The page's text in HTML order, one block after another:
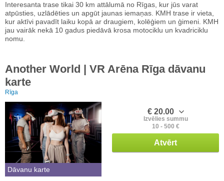
Interesanta trase tikai 30 km attālumā no Rīgas, kur jūs varat
atpūsties, uzlādēties un apgūt jaunas iemaņas. KMH trase ir vieta,
kur aktīvi pavadīt laiku kopā ar draugiem, kolēģiem un ģimeni. KMH
jau vairāk nekā 10 gadus piedāvā krosa motociklu un kvadriciklu
nomu.
Another World | VR Arēna Rīga dāvanu
karte
Rīga
Dāvanu karte
€ 20.00
Izvēlies summu
10 - 500 €
Atvērt